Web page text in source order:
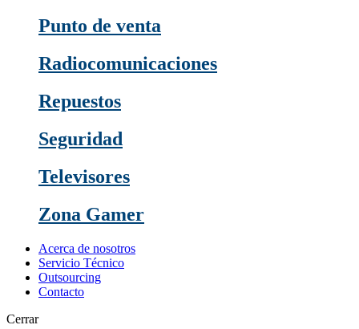
Punto de venta
Radiocomunicaciones
Repuestos
Seguridad
Televisores
Zona Gamer
Acerca de nosotros
Servicio Técnico
Outsourcing
Contacto
Cerrar